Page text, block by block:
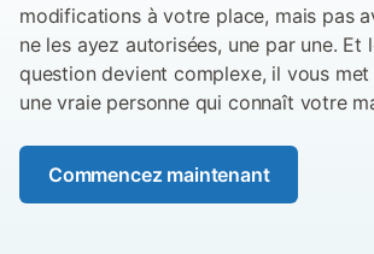
modifications à votre place, mais pas
ne les ayez autorisées, une par une. Et
question devient complexe, il vous
une vraie personne qui connaît votre
Commencez maintenant